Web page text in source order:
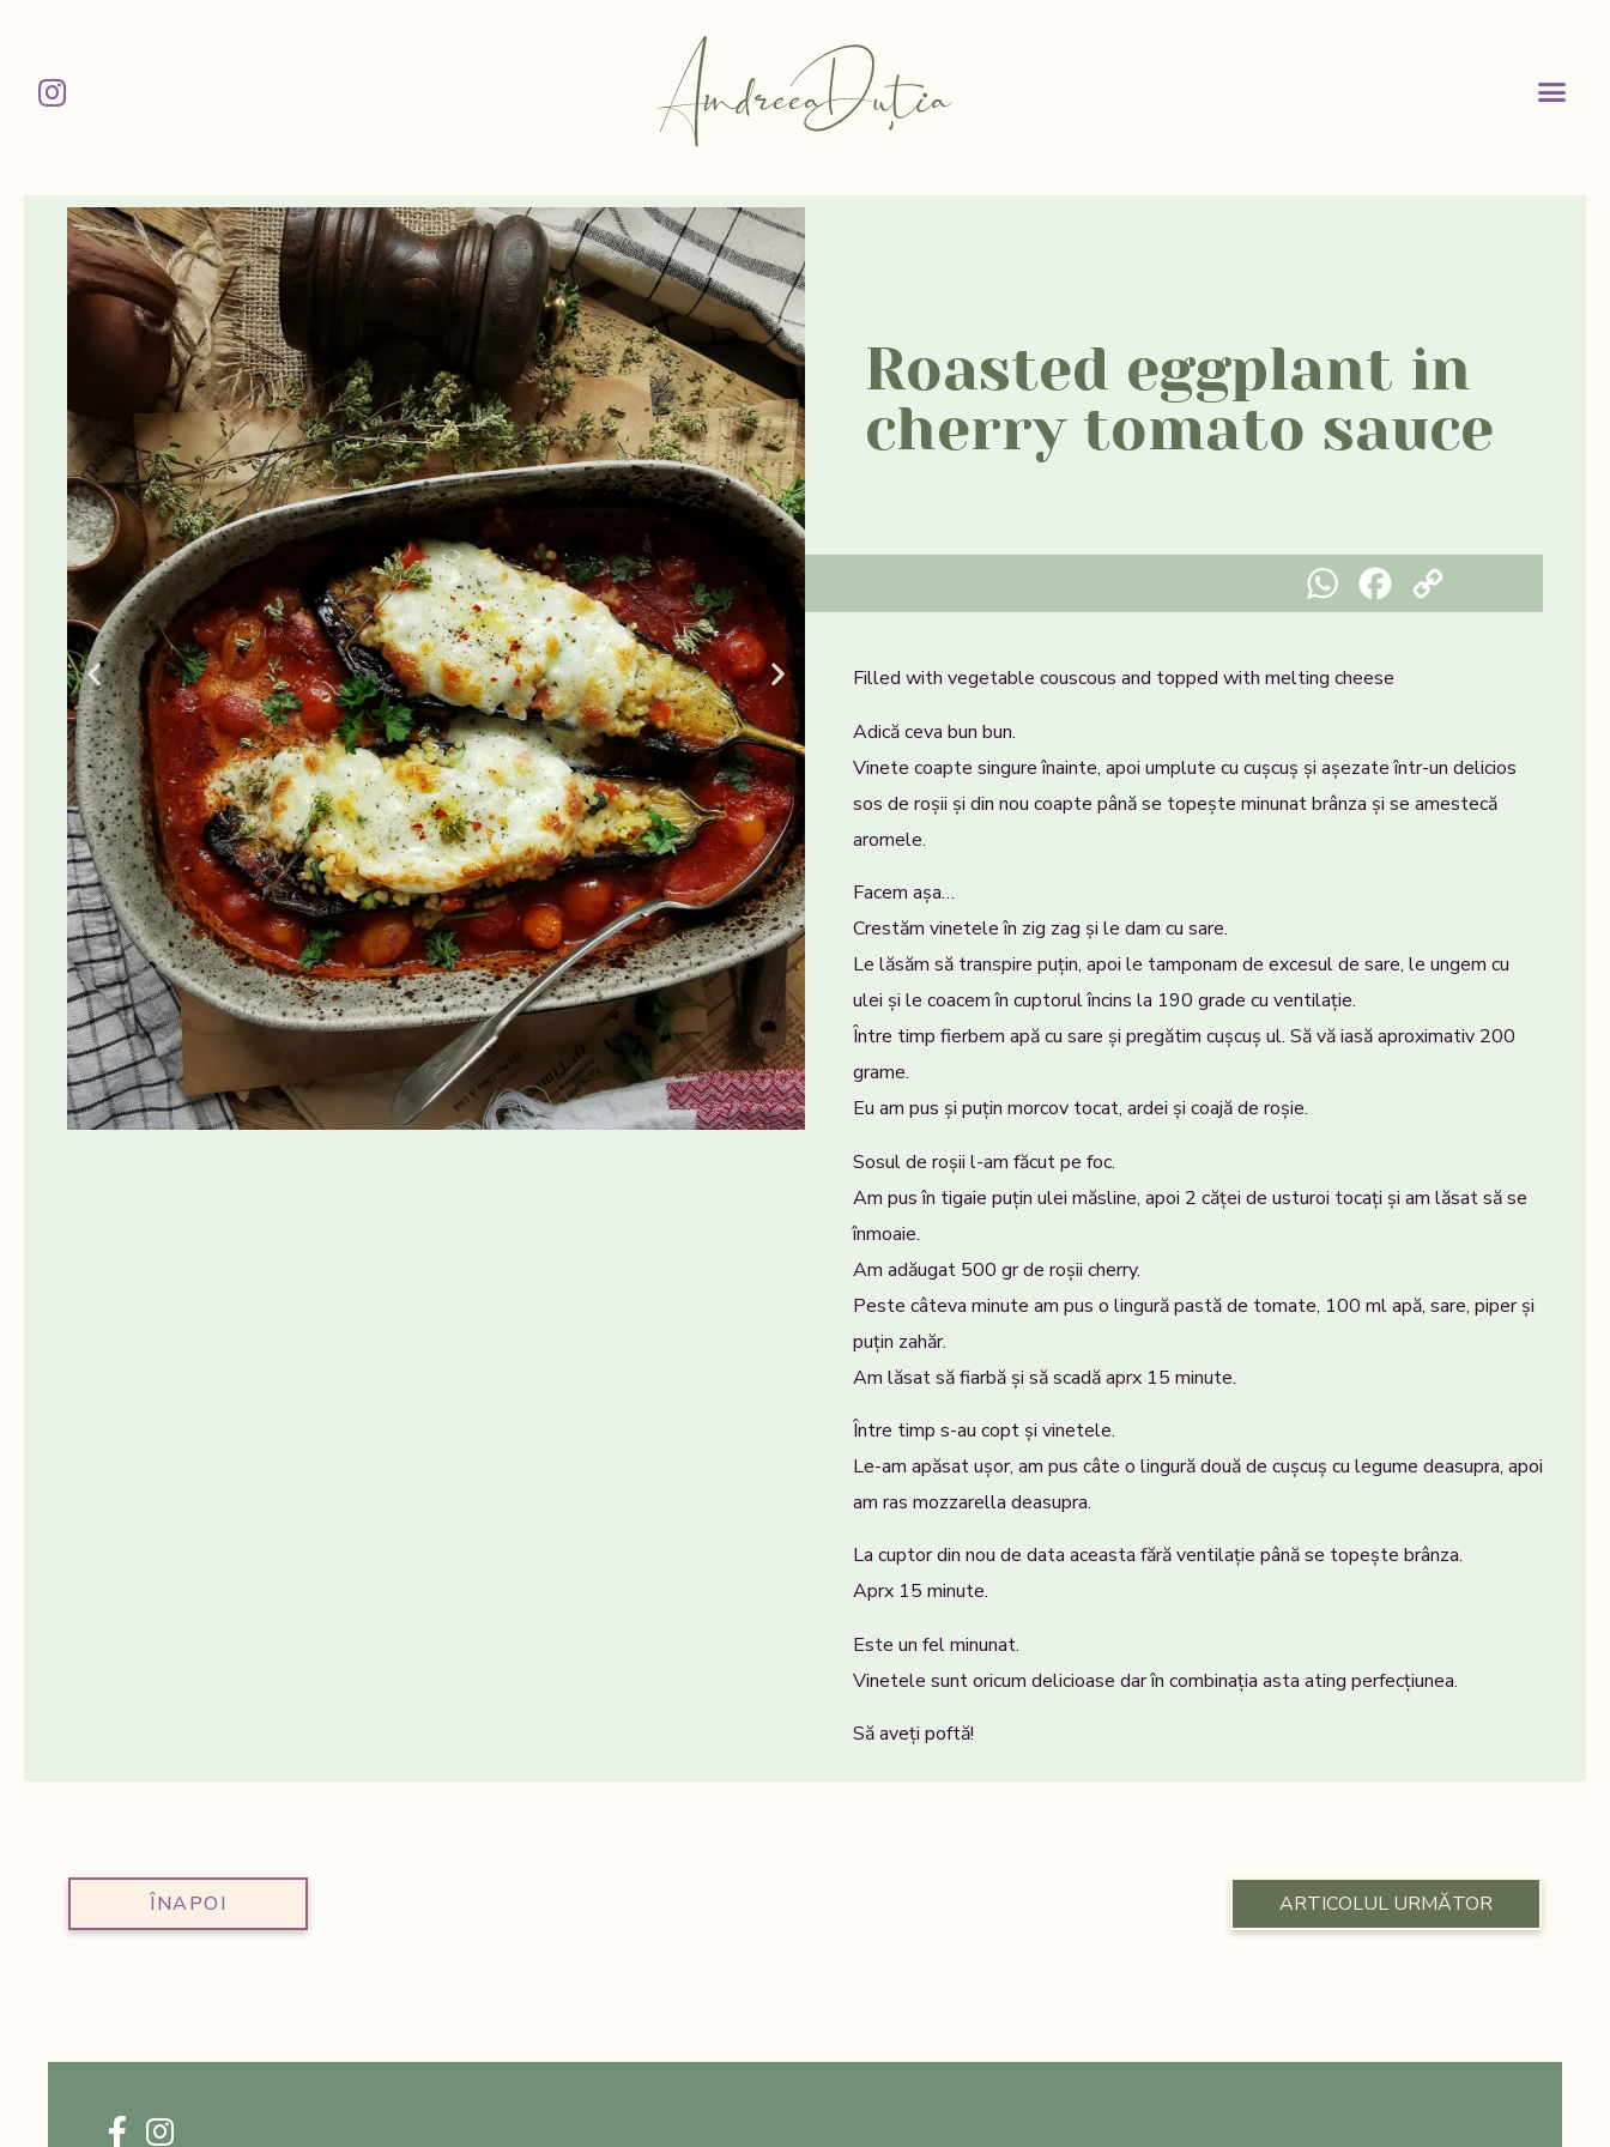
Roasted eggplant in
cherry tomato sauce
WhatsAppFacebook
Copy Link
Filled with vegetable couscous and topped with melting cheese
Adică ceva bun bun.
Vinete coapte singure înainte, apoi umplute cu cușcuș și așezate într-un delicios
sos de roșii și din nou coapte până se topește minunat brânza și se amestecă
aromele.
Facem așa…
Crestăm vinetele în zig zag și le dam cu sare.
Le lăsăm să transpire puțin, apoi le tamponam de excesul de sare, le ungem cu
ulei și le coacem în cuptorul încins la 190 grade cu ventilație.
Între timp fierbem apă cu sare și pregătim cușcuș ul. Să vă iasă aproximativ 200
grame.
Eu am pus și puțin morcov tocat, ardei și coajă de roșie.
Sosul de roșii l-am făcut pe foc.
Am pus în tigaie puțin ulei măsline, apoi 2 căței de usturoi tocați și am lăsat să se
înmoaie.
Am adăugat 500 gr de roșii cherry.
Peste câteva minute am pus o lingură pastă de tomate, 100 ml apă, sare, piper și
puțin zahăr.
Am lăsat să fiarbă și să scadă aprx 15 minute.
Între timp s-au copt și vinetele.
Le-am apăsat ușor, am pus câte o lingură două de cușcuș cu legume deasupra, apoi
am ras mozzarella deasupra.
La cuptor din nou de data aceasta fără ventilație până se topește brânza.
Aprx 15 minute.
Este un fel minunat.
Vinetele sunt oricum delicioase dar în combinația asta ating perfecțiunea.
Să aveți poftă!
ÎNAPOI ARTICOLUL URMĂTOR